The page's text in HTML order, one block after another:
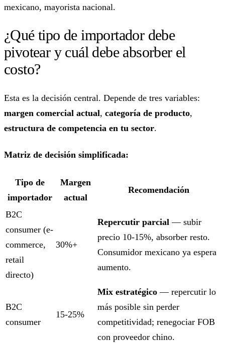
mexicano, mayorista nacional.
¿Qué tipo de importador debe
pivotear y cuál debe absorber el
costo?
Esta es la decisión central. Depende de tres variables:
margen comercial actual, categoría de producto,
estructura de competencia en tu sector.
Matriz de decisión simplificada:
Tipo de
importador
Margen
actual
Recomendación
B2C
consumer (e-
commerce,
retail
directo)
30%+
Repercutir parcial — subir
precio 10-15%, absorber resto.
Consumidor mexicano ya espera
aumento.
B2C
consumer
15-25%
Mix estratégico — repercutir lo
más posible sin perder
competitividad; renegociar FOB
con proveedor chino.